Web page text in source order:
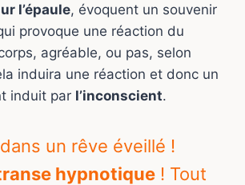
l’épaule, évoquent un souvenir
provoque une réaction du
agréable, ou pas, selon
induira une réaction et donc un
induit par l’inconscient.
un rêve éveillé !
hypnotique ! Tout